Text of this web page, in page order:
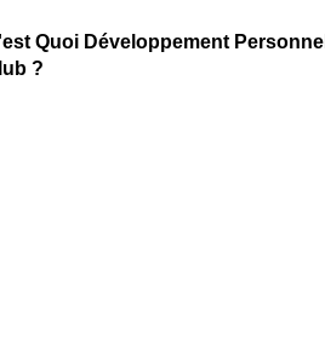
Quoi Développement Personnel
?